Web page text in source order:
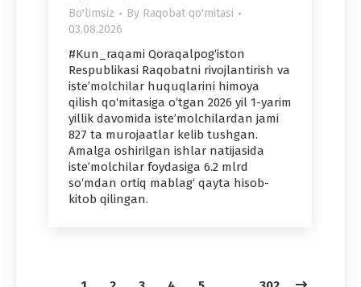
Bo'limsiz By Raqobat qo'mitasi
03.08.2026
#Kun_raqami Qoraqalpog‘iston
Respublikasi Raqobatni rivojlantirish va
iste’molchilar huquqlarini himoya
qilish qo‘mitasiga o‘tgan 2026 yil 1-yarim
yillik davomida iste’molchilardan jami
827 ta murojaatlar kelib tushgan.
Amalga oshirilgan ishlar natijasida
iste’molchilar foydasiga 6.2 mlrd
so‘mdan ortiq mablag‘ qayta hisob-
kitob qilingan.